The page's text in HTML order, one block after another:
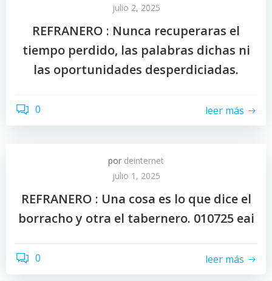
julio 2, 2025
REFRANERO : Nunca recuperaras el
tiempo perdido, las palabras dichas ni
las oportunidades desperdiciadas.
0 leer más
por deinternet
julio 1, 2025
REFRANERO : Una cosa es lo que dice el
borracho y otra el tabernero. 010725 eai
0 leer más